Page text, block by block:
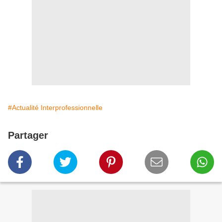
#Actualité Interprofessionnelle
Partager